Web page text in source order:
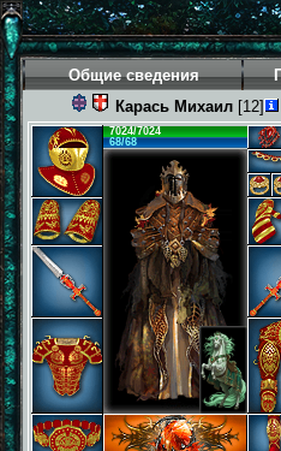
Общие сведения
Карась Михаил [12]
7024/7024
68/68